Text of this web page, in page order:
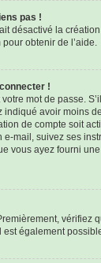
pas !
désactivé la
obtenir de l’aide.
!
mot de passe.
indiqué avoir moins
de compte soit
e-mail, suivez ses
vous ayez fourni
vérifiez
également